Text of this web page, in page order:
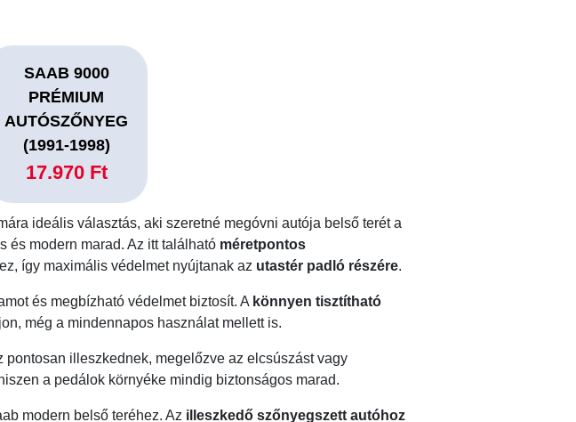
SAAB 9000
PRÉMIUM
AUTÓSZŐNYEG
(1991-1998)
17.970 Ft
ideális választás, aki szeretné megóvni autója belső terét a
és modern marad. Az itt található méretpontos
így maximális védelmet nyújtanak az utastér padló részére.
és megbízható védelmet biztosít. A könnyen tisztítható
még a mindennapos használat mellett is.
pontosan illeszkednek, megelőzve az elcsúszást vagy
a pedálok környéke mindig biztonságos marad.
modern belső teréhez. Az illeszkedő szőnyegszett autóhoz